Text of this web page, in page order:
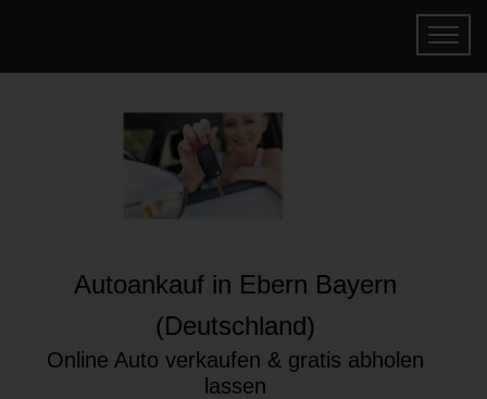
Autoankauf in Ebern Bayern
(Deutschland)
Online Auto verkaufen & gratis abholen
lassen